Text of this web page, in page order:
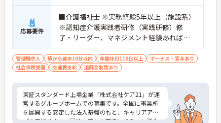
応募要件
■介護福祉士 ※実務経験5年以上（施設系）
※認知症介護実践者研修（実践研修）修
了・リーダー、マネジメント経験あれば尚
可
管理職求人 駅から徒歩10分以内 年間休日110日以上
ボーナス・賞与あり
社会保険完備
交通費支給 退職金制度あり
東証スタンダード上場企業「株式会社ケア21」が運
営するグループホームでの募集です。全国に事業所
を展開する安定した法人基盤のもと、キャリアアッ
プを目指せます。昇給・賞与の実績に加え、お誕生